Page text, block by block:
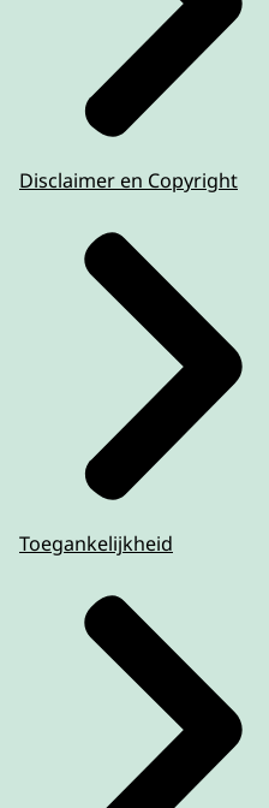
Disclaimer en Copyright
Toegankelijkheid